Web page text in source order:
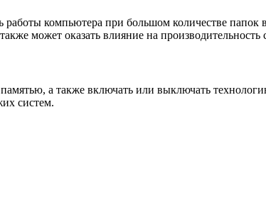
компьютера при большом количестве папок
может оказать влияние на производительность
а также включать или выключать
систем.